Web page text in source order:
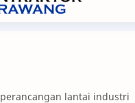
Portfolio
perancangan lantai industri